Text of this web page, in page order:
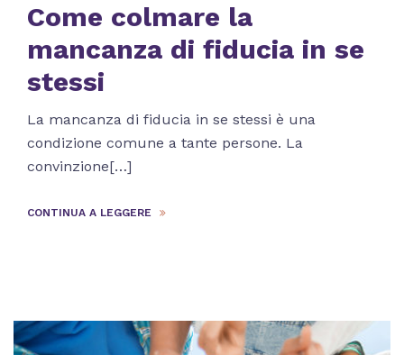
Come colmare la
mancanza di fiducia in se
stessi
La mancanza di fiducia in se stessi è una
condizione comune a tante persone. La
convinzione[…]
CONTINUA A LEGGERE